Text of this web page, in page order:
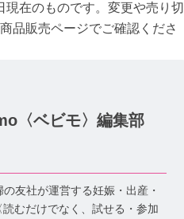
在のものです。変更や売り切
品販売ページでご確認くださ
〈ベビモ〉編集部
友社が運営する妊娠・出産・
むだけでなく、試せる・参加